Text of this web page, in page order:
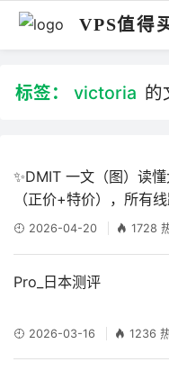
VPS值得
标签： victoria 的
✨DMIT 一文（图）读
（正价+特价），所有
1)，所有运营区域（洛
2026-04-20 1728
Pro_日本测评
2026-03-16 1236